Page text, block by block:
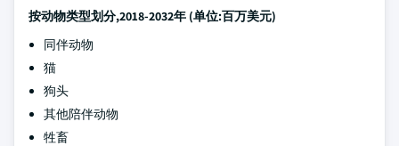
按动物类型划分,2018-2032年 (单位:百万美元)
同伴动物
猫
狗头
其他陪伴动物
牲畜